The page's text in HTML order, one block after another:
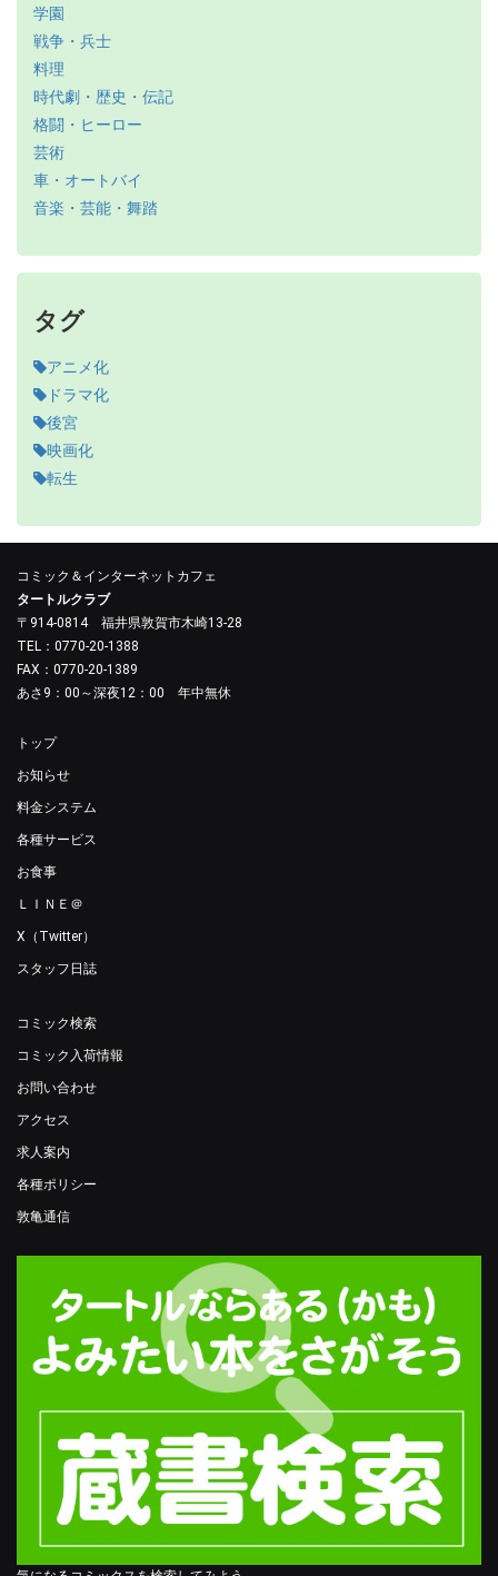
学園
戦争・兵士
料理
時代劇・歴史・伝記
格闘・ヒーロー
芸術
車・オートバイ
音楽・芸能・舞踏
タグ
アニメ化
ドラマ化
後宮
映画化
転生
コミック＆インターネットカフェ
タートルクラブ
〒914-0814 福井県敦賀市木崎13-28
TEL：0770-20-1388
FAX：0770-20-1389
あさ9：00～深夜12：00 年中無休
トップ
お知らせ
料金システム
各種サービス
お食事
ＬＩＮＥ＠
X（Twitter）
スタッフ日誌
コミック検索
コミック入荷情報
お問い合わせ
アクセス
求人案内
各種ポリシー
敦亀通信